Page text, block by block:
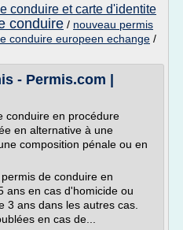
conduire et carte d'identite
conduire / nouveau permis
conduire europeen echange /
- Permis.com |
conduire en procédure
en alternative à une
composition pénale ou en
de conduire en
ans en cas d'homicide ou
3 ans dans les autres cas.
en cas de...